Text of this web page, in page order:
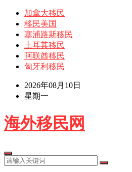
加拿大移民
移民美国
塞浦路斯移民
土耳其移民
阿联酋移民
匈牙利移民
2026年08月10日
星期一
海外移民网